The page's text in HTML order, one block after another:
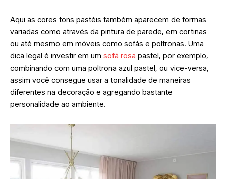
Aqui as cores tons pastéis também aparecem de formas
variadas como através da pintura de parede, em cortinas
ou até mesmo em móveis como sofás e poltronas. Uma
dica legal é investir em um sofá rosa pastel, por exemplo,
combinando com uma poltrona azul pastel, ou vice-versa,
assim você consegue usar a tonalidade de maneiras
diferentes na decoração e agregando bastante
personalidade ao ambiente.